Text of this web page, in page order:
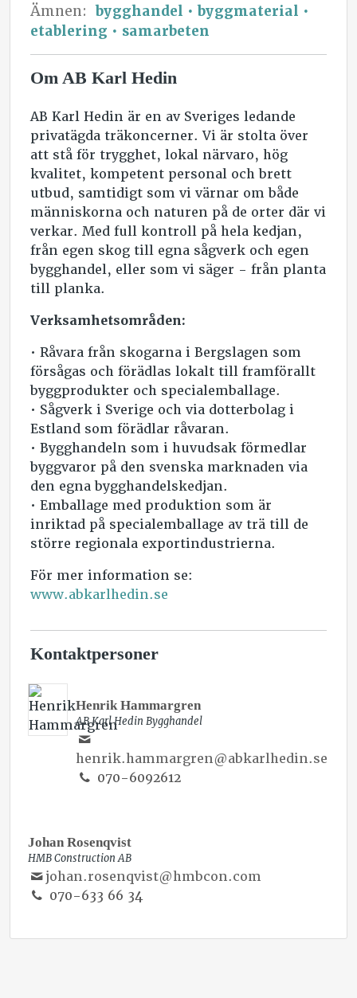
Ämnen: bygghandel
byggmaterial
etablering
samarbeten
Om AB Karl Hedin
AB Karl Hedin är en av Sveriges ledande
privatägda träkoncerner. Vi är stolta över
att stå för trygghet, lokal närvaro, hög
kvalitet, kompetent personal och brett
utbud, samtidigt som vi värnar om både
människorna och naturen på de orter där vi
verkar. Med full kontroll på hela kedjan,
från egen skog till egna sågverk och egen
bygghandel, eller som vi säger - från planta
till planka.
Verksamhetsområden:
• Råvara från skogarna i Bergslagen som
försågas och förädlas lokalt till framförallt
byggprodukter och specialemballage.
• Sågverk i Sverige och via dotterbolag i
Estland som förädlar råvaran.
• Bygghandeln som i huvudsak förmedlar
byggvaror på den svenska marknaden via
den egna bygghandelskedjan.
• Emballage med produktion som är
inriktad på specialemballage av trä till de
större regionala exportindustrierna.
För mer information se:
www.abkarlhedin.se
Kontaktpersoner
Henrik Hammargren
AB Karl Hedin Bygghandel
henrik.hammargren@abkarlhedin.se
070-6092612
Johan Rosenqvist
HMB Construction AB
johan.rosenqvist@hmbcon.com
070-633 66 34